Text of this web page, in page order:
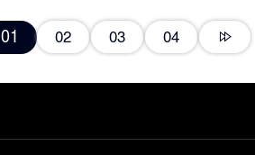
01 02 03 04